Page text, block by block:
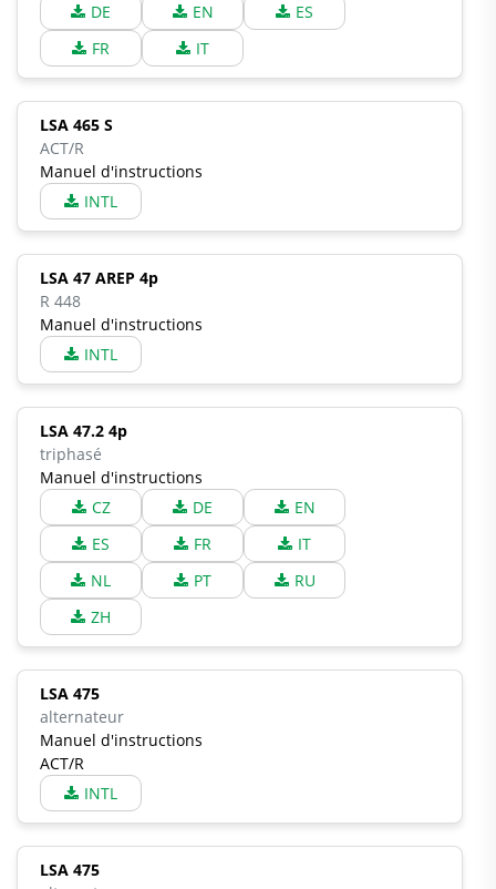
DE
EN
ES
FR
IT
LSA 465 S
ACT/R
Manuel d'instructions
INTL
LSA 47 AREP 4p
R 448
Manuel d'instructions
INTL
LSA 47.2 4p
triphasé
Manuel d'instructions
CZ
DE
EN
ES
FR
IT
NL
PT
RU
ZH
LSA 475
alternateur
Manuel d'instructions
ACT/R
INTL
LSA 475